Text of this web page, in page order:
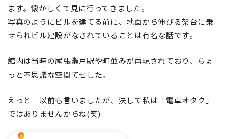
ます。懐かしくて見に行ってきました。
写真のようにビルを建てる前に、地面から伸びる架台に乗
せられビル建設がなされていることは有名な話です。
館内は当時の尾張瀬戸駅や町並みが再現されており、ちょ
っと不思議な空間てせした。
えっと 以前も言いましたが、決して私は「電車オタク」
ではありませんからね(笑)